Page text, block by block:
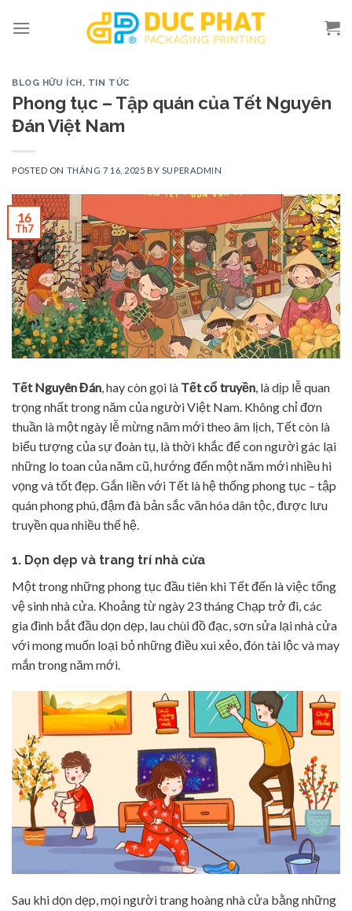
BLOG HỮU ÍCH, TIN TỨC
Phong tục – Tập quán của Tết Nguyên
Đán Việt Nam
POSTED ON THÁNG 7 16, 2025 BY SUPERADMIN
16
Th7
Tết Nguyên Đán , hay còn gọi là Tết cổ truyền , là dịp lễ quan
trọng nhất trong năm của người Việt Nam. Không chỉ đơn
thuần là một ngày lễ mừng năm mới theo âm lịch, Tết còn là
biểu tượng của sự đoàn tụ, là thời khắc để con người gác lại
những lo toan của năm cũ, hướng đến một năm mới nhiều hi
vọng và tốt đẹp. Gắn liền với Tết là hệ thống phong tục – tập
quán phong phú, đậm đà bản sắc văn hóa dân tộc, được lưu
truyền qua nhiều thế hệ.
1. Dọn dẹp và trang trí nhà cửa
Một trong những phong tục đầu tiên khi Tết đến là việc tổng
vệ sinh nhà cửa. Khoảng từ ngày 23 tháng Chạp trở đi, các
gia đình bắt đầu dọn dẹp, lau chùi đồ đạc, sơn sửa lại nhà cửa
với mong muốn loại bỏ những điều xui xẻo, đón tài lộc và may
mắn trong năm mới.
Sau khi dọn dẹp, mọi người trang hoàng nhà cửa bằng những